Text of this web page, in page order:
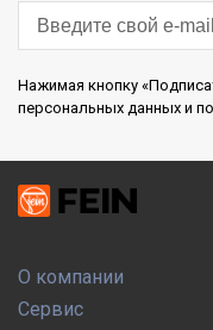
Нажимая кнопку
персональных данных и
О компании
Сервис